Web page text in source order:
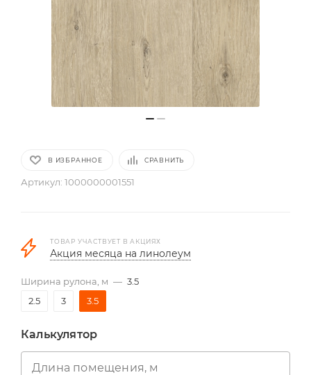
В ИЗБРАННОЕ СРАВНИТЬ
Артикул: 1000000001551
ТОВАР УЧАСТВУЕТ В АКЦИЯХ
Акция месяца на линолеум
Ширина рулона, м — 3.5
2.5
3 3.5
Калькулятор
Длина помещения, м